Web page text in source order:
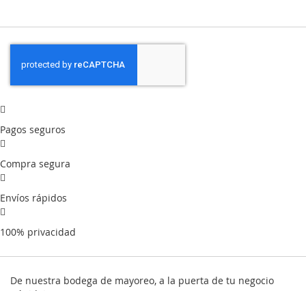
Pagos seguros
Compra segura
Envíos rápidos
100% privacidad
De nuestra bodega de mayoreo, a la puerta de tu negocio